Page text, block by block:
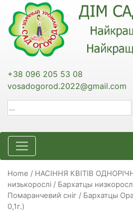
+38 096 205 53 08
vosadogorod.2022@gmail.com
Home / НАСІННЯ КВІТІВ
низькорослі / Бархатцы
Помаранчевий сніг / Бархатцы
0,1г.)